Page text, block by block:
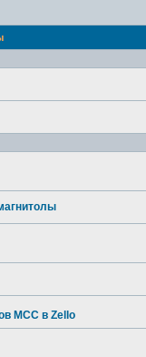
МСС в Zello